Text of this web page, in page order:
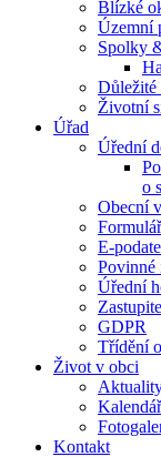
Blízké
Územní
Spolky
Důležité
Životní
Úřad
Úřední
o
Obecní
E-
Povinné
Úřední
GDPR
Třídění
Život v obci
Kontakt